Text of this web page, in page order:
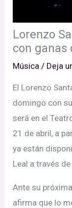
Lorenzo
con ganas
Música / Deja
El Lorenzo
domingo con
será en el
21 de abril, a
ya están
Leal a través
Ante su
afirma que lo